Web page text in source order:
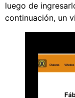
luego de
continuación, un